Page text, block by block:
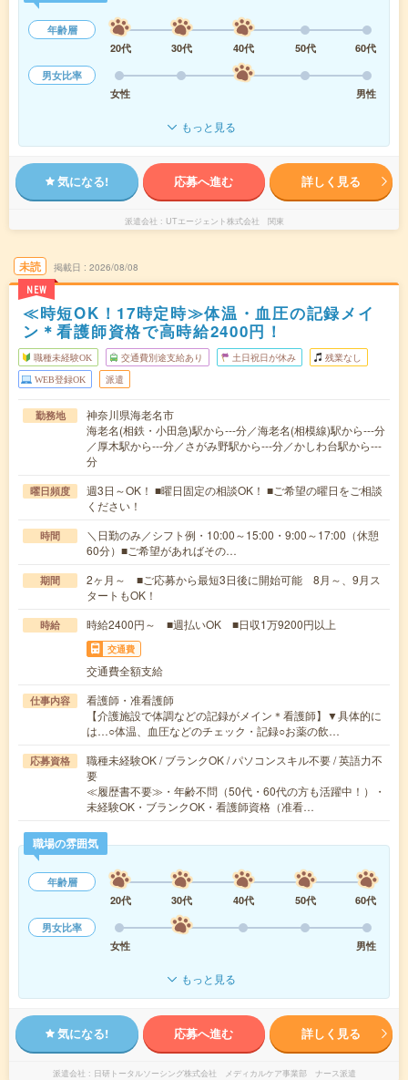
年齢層
20代
30代 40代 50代
60代
男女比率
女性
男性
もっと見る
気になる! 応募へ進む 詳しく見る
派遣会社 UTエージェント株式会社 関東
未読
NEW
掲載日 2026/08/08
≪時短OK！17時定時≫体温・血圧の記録メイ
ン＊看護師資格で高時給2400円！
職種未経験OK 交通費別途支給あり 土日祝日が休み 残業なし
WEB登録OK 派遣
勤務地
神奈川県海老名市
海老名(相鉄・小田急)駅から---分／海老名(相模線)駅から---分
／厚木駅から---分／さがみ野駅から---分／かしわ台駅から---
分
曜日頻度
週3日～OK！ ■曜日固定の相談OK！ ■ご希望の曜日をご相談
ください！
時間
＼日勤のみ／シフト例・10:00～15:00・9:00～17:00（休憩
60分）■ご希望があればその…
期間
2ヶ月～ ■ご応募から最短3日後に開始可能 8月～、9月ス
タートもOK！
時給 時給2400円～ ■週払いOK ■日収1万9200円以上
交通費
交通費全額支給
仕事内容
看護師・准看護師
【介護施設で体調などの記録がメイン＊看護師】▼具体的に
は…○体温、血圧などのチェック・記録○お薬の飲…
応募資格
職種未経験OK / ブランクOK / パソコンスキル不要 / 英語力不
要
≪履歴書不要≫・年齢不問（50代・60代の方も活躍中！）・
未経験OK・ブランクOK・看護師資格（准看…
職場の雰囲気
年齢層
20代
30代 40代 50代
60代
男女比率
女性
男性
もっと見る
気になる! 応募へ進む 詳しく見る
派遣会社 日研トータルソーシング株式会社 メディカルケア事業部 ナース派遣